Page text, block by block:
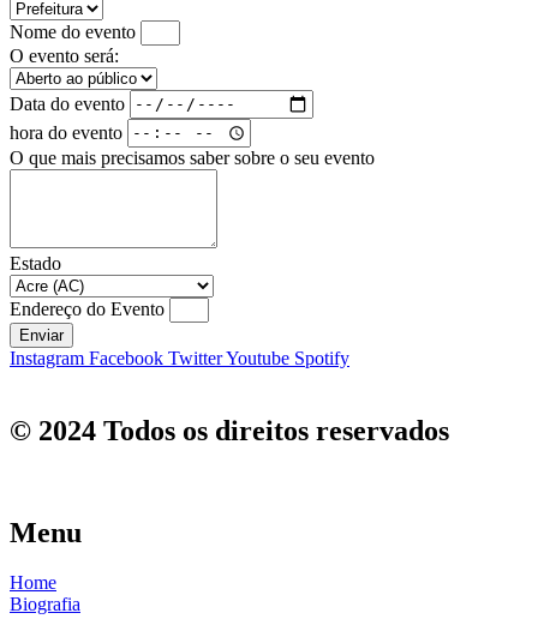
Nome do evento
O evento será:
Data do evento
hora do evento
O que mais precisamos saber sobre o seu evento
Estado
Endereço do Evento
Enviar
Instagram Facebook TwitterYoutube Spotify
© 2024 Todos os direitos reservados
Menu
Home
Biografia